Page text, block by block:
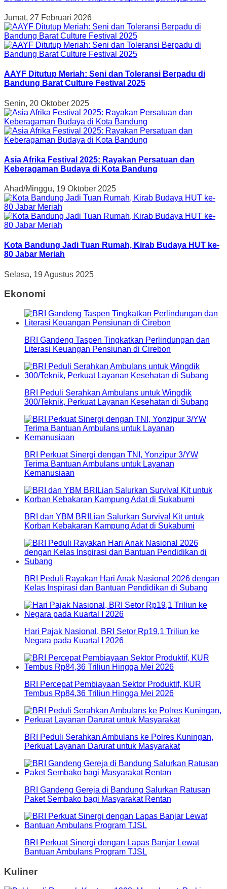
Jumat, 27 Februari 2026
AAYF Ditutup Meriah: Seni dan Toleransi Berpadu di
Bandung Barat Culture Festival 2025
Senin, 20 Oktober 2025
Asia Afrika Festival 2025: Rayakan Persatuan dan
Keberagaman Budaya di Kota Bandung
Ahad/Minggu, 19 Oktober 2025
Kota Bandung Jadi Tuan Rumah, Kirab Budaya HUT ke-
80 Jabar Meriah
Selasa, 19 Agustus 2025
Ekonomi
BRI Gandeng Taspen Tingkatkan Perlindungan dan
Literasi Keuangan Pensiunan di Cirebon
BRI Peduli Serahkan Ambulans untuk Wingdik
300/Teknik, Perkuat Layanan Kesehatan di Subang
BRI Perkuat Sinergi dengan TNI, Yonzipur 3/YW
Terima Bantuan Ambulans untuk Layanan
Kemanusiaan
BRI dan YBM BRILian Salurkan Survival Kit untuk
Korban Kebakaran Kampung Adat di Sukabumi
BRI Peduli Rayakan Hari Anak Nasional 2026 dengan
Kelas Inspirasi dan Bantuan Pendidikan di Subang
Hari Pajak Nasional, BRI Setor Rp19,1 Triliun ke
Negara pada Kuartal I 2026
BRI Percepat Pembiayaan Sektor Produktif, KUR
Tembus Rp84,36 Triliun Hingga Mei 2026
BRI Peduli Serahkan Ambulans ke Polres Kuningan,
Perkuat Layanan Darurat untuk Masyarakat
BRI Gandeng Gereja di Bandung Salurkan Ratusan
Paket Sembako bagi Masyarakat Rentan
BRI Perkuat Sinergi dengan Lapas Banjar Lewat
Bantuan Ambulans Program TJSL
Kuliner